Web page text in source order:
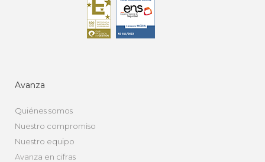
Avanza
Quiénes somos
Nuestro compromiso
Nuestro equipo
Avanza en cifras